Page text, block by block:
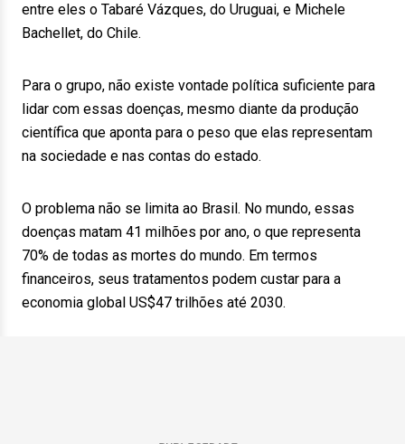
entre eles o Tabaré Vázques, do Uruguai, e Michele
Bachellet, do Chile.
Para o grupo, não existe vontade política suficiente para
lidar com essas doenças, mesmo diante da produção
científica que aponta para o peso que elas representam
na sociedade e nas contas do estado.
O problema não se limita ao Brasil. No mundo, essas
doenças matam 41 milhões por ano, o que representa
70% de todas as mortes do mundo. Em termos
financeiros, seus tratamentos podem custar para a
economia global US$47 trilhões até 2030.